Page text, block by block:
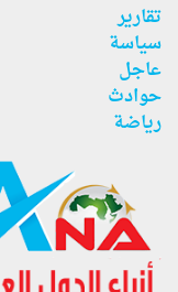
تقارير
سياسة
عاجل
حوادث
رياضة